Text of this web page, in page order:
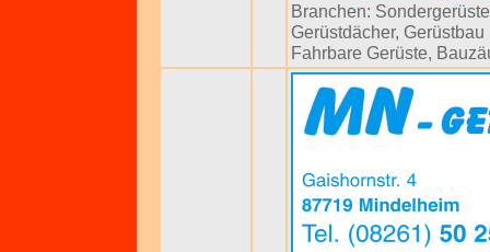
Branchen: Sondergerüste
Gerüstdächer, Gerüstbau
Fahrbare Gerüste,